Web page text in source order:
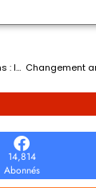
Voiture qui consomme le moins : le classement des modèles les plus économiques
14,814
Abonnés